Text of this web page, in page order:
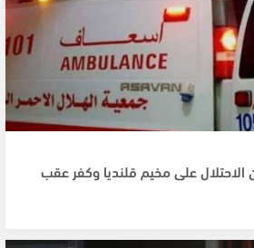
الاحتلال على مخيم قلنديا وكفر عقب